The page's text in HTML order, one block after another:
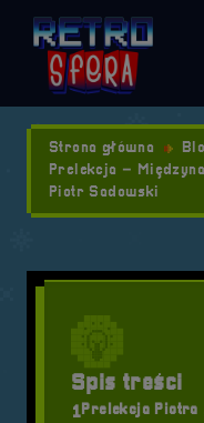
Strona główna
Prelekcja –
Piotr Sadowski
Spis treści
1Prelekcja Piotra